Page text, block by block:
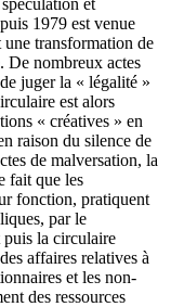
1979 est venue
transformation de
De nombreux actes
juger la « légalité »
est alors
« créatives » en
raison du silence de
de malversation, la
fait que les
fonction, pratiquent
par le
puis la circulaire
affaires relatives à
et les non-
des ressources